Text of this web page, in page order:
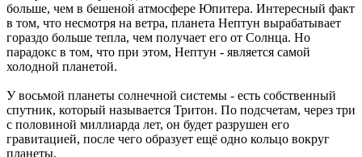
больше, чем в бешеной атмосфере Юпитера. Интересный факт
в том, что несмотря на ветра, планета Нептун вырабатывает
гораздо больше тепла, чем получает его от Солнца. Но
парадокс в том, что при этом, Нептун - является самой
холодной планетой.
У восьмой планеты солнечной системы - есть собственный
спутник, который называется Тритон. По подсчетам, через три
с половиной миллиарда лет, он будет разрушен его
гравитацией, после чего образует ещё одно кольцо вокруг
планеты.